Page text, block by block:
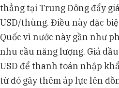
thẳng tại Trung Đông đẩy
USD/thùng. Điều này đặc
Quốc vì nước này gần như
nhu cầu năng lượng. Giá
USD để thanh toán nhập
từ đó gây thêm áp lực lên